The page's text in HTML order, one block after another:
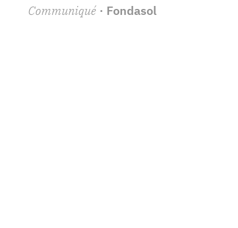
Communiqué· Fondasol